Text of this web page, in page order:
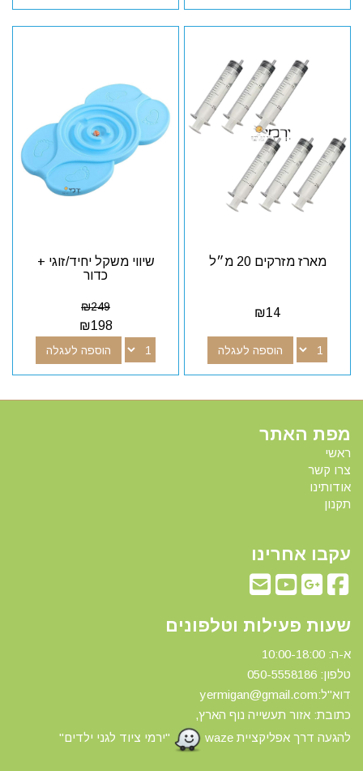
מארז מזרקים 20 מ״ל
₪14
הוספה לעגלה
שיווי משקל יחיד/זוגי +
כדור
₪249
₪198
הוספה לעגלה
מפת האתר
ראשי
צרו קשר
אודותינו
תקנון
עקבו אחרינו
שעות פעילות וטלפונים
א-ה: 10:00-18:00
טלפון: 0 50-5558186
דוא"ל:yermigan@gmail.com
כתובת: אזור תעשייה נוף הארץ,
להגעה דרך אפליקציית waze
"ירמי ציוד לגני ילדים"